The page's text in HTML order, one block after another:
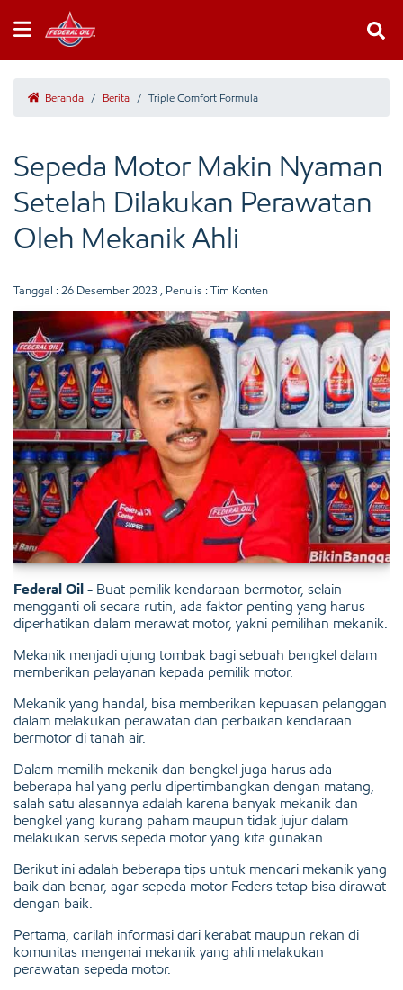
Beranda / Berita / Triple Comfort Formula
Sepeda Motor Makin Nyaman
Setelah Dilakukan Perawatan
Oleh Mekanik Ahli
Tanggal : 26 Desember 2023 , Penulis : Tim Konten
Federal Oil - Buat pemilik kendaraan bermotor, selain
mengganti oli secara rutin, ada faktor penting yang harus
diperhatikan dalam merawat motor, yakni pemilihan mekanik.
Mekanik menjadi ujung tombak bagi sebuah bengkel dalam
memberikan pelayanan kepada pemilik motor.
Mekanik yang handal, bisa memberikan kepuasan pelanggan
dalam melakukan perawatan dan perbaikan kendaraan
bermotor di tanah air.
Dalam memilih mekanik dan bengkel juga harus ada
beberapa hal yang perlu dipertimbangkan dengan matang,
salah satu alasannya adalah karena banyak mekanik dan
bengkel yang kurang paham maupun tidak jujur dalam
melakukan servis sepeda motor yang kita gunakan.
Berikut ini adalah beberapa tips untuk mencari mekanik yang
baik dan benar, agar sepeda motor Feders tetap bisa dirawat
dengan baik.
Pertama, carilah informasi dari kerabat maupun rekan di
komunitas mengenai mekanik yang ahli melakukan
perawatan sepeda motor.